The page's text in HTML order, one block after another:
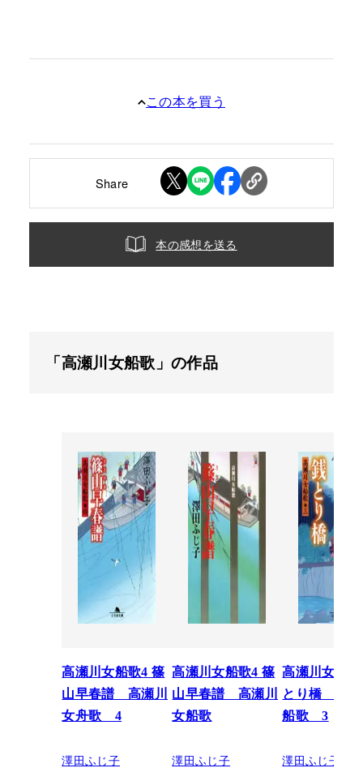
この本を買う
Share
本の感想を送る
「高瀬川女船歌」の作品
高瀬川女船歌4 篠
山早春譜 高瀬川
女舟歌 4
澤田ふじ子
高瀬川女船歌4 篠
山早春譜 高瀬川
女船歌
澤田ふじ子
高瀬川女船
とり橋 高瀬
船歌 3
澤田ふじ子